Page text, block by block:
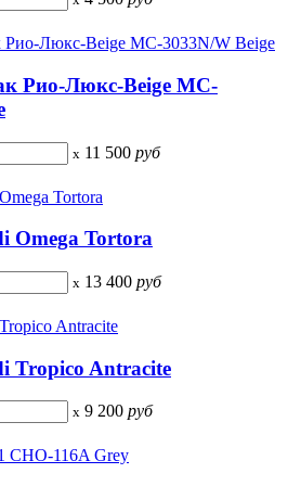
Рио-Люкс-Beige MC-
x 11 500 руб
Omega Tortora
x 13 400 руб
Tropico Antracite
x 9 200 руб